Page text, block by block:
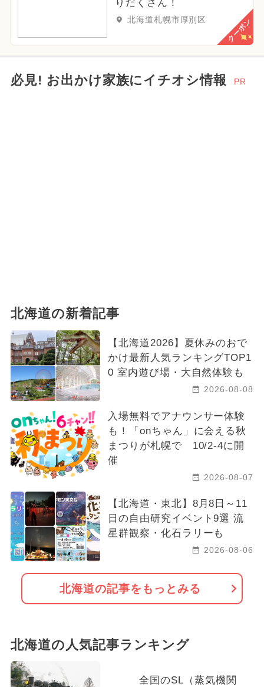
りだくさん！
北海道札幌市厚別区 クーポン
必見! お出かけ家族にイチオシ情報 PR
北海道の新着記事
【北海道2026】夏休みのおで
かけ最新人気ランキングTOP1
0 室内遊び場・大自然体験も
2026-08-08
入場無料でアナウンサー体験
も！「onちゃん」に会える秋
まつりが札幌で 10/2-4に開
催
2026-08-07
【北海道・東北】8月8日～11
日の自由研究イベント9選 流
星群観察・化石ラリーも
2026-08-06
北海道の記事をもっとみる
北海道の人気記事ランキング
全国のSL（蒸気機関